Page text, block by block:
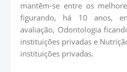
mantêm-se entre os
figurando, há 10 anos,
avaliação, Odontologia
instituições privadas e
instituições privadas.